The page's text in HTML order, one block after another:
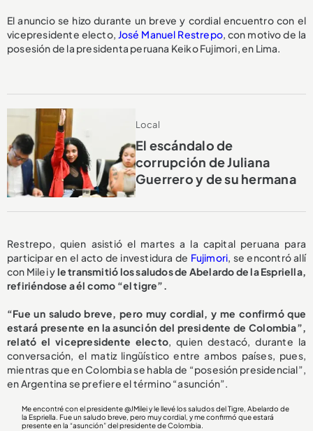
El anuncio se hizo durante un breve y cordial encuentro con el
vicepresidente electo, José Manuel Restrepo, con motivo de la
posesión de la presidenta peruana Keiko Fujimori, en Lima.
Local
El escándalo de
corrupción de Juliana
Guerrero y de su hermana
Restrepo, quien asistió el martes a la capital peruana para
participar en el acto de investidura de Fujimori, se encontró allí
con Milei yle transmitió los saludos de Abelardo de la Espriella,
refiriéndose a él como “el tigre”.
“Fue un saludo breve, pero muy cordial, y me confirmó que
estará presente en la asunción del presidente de Colombia”,
relató el vicepresidente electo, quien destacó, durante la
conversación, el matiz lingüístico entre ambos países, pues,
mientras que en Colombia se habla de “posesión presidencial”,
en Argentina se prefiere el término “asunción”.
Me encontré con el presidente@JMileiy le llevé los saludos del Tigre, Abelardo de
la Espriella. Fue un saludo breve, pero muy cordial, y me confirmó que estará
presente en la “asunción” del presidente de Colombia.